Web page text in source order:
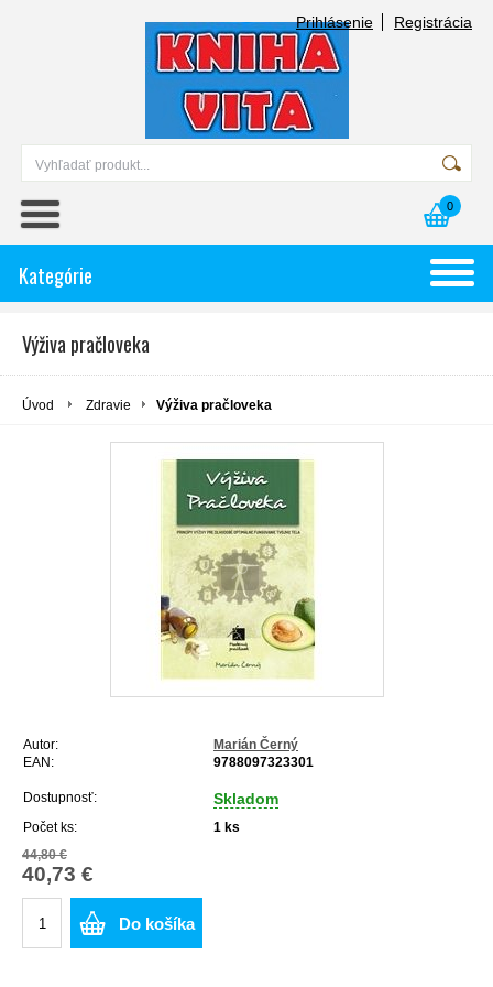
Prihlásenie Registrácia
0
Kategórie
Výživa pračloveka
Úvod Zdravie Výživa pračloveka
Autor:
Marián Černý
EAN:
9788097323301
Dostupnosť: Skladom
Počet ks: 1 ks
44,80 €
40,73 €
Do košíka